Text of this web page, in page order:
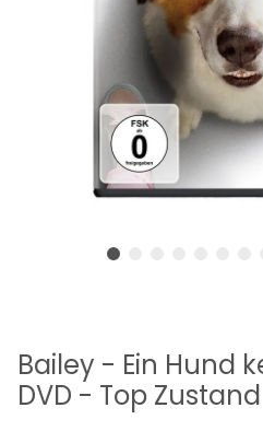
Bailey - Ein Hund
DVD - Top Zustand